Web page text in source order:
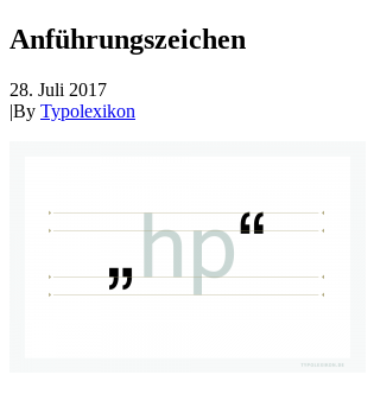
Anführungszeichen
28. Juli 2017
|By Typolexikon